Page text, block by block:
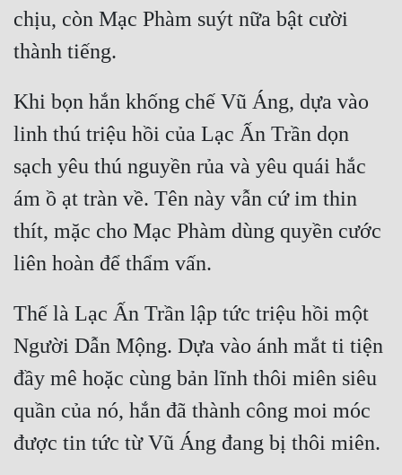
Vô Sỉ
chịu, còn Mạc Phàm suýt nữa bật cười
Khi bọn hắn khống chế Vũ Áng, dựa vào
linh thú triệu hồi của Lạc Ấn Trần dọn
sạch yêu thú nguyền rủa và yêu quái hắc
ám ồ ạt tràn về. Tên này vẫn cứ im thin
thít, mặc cho Mạc Phàm dùng quyền cước
Thế là Lạc Ấn Trần lập tức triệu hồi một
Người Dẫn Mộng. Dựa vào ánh mắt ti tiện
đầy mê hoặc cùng bản lĩnh thôi miên siêu
quần của nó, hắn đã thành công moi móc